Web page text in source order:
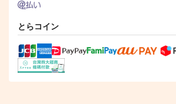
リンガリングサマーヒ
ート
こわ～いザウルス
590円 （税込）
FRY9
944円（税込）
とらコイン